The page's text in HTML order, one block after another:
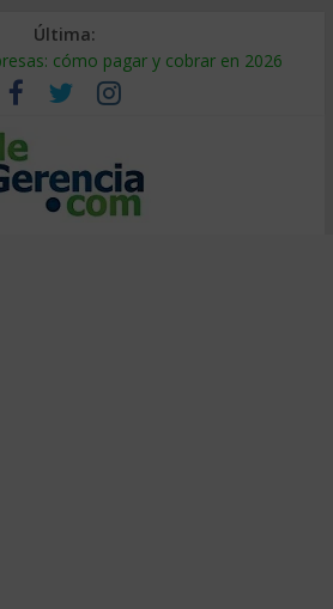
Última:
cómo pagar y cobrar en 2026
es y por qué sale tan caro
cómo auditarla a tiempo
de suministro: qué hacer
UU.: cómo segmentarlo y venderle